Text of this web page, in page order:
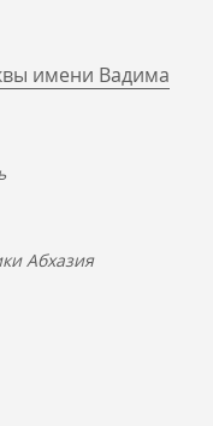
имени Вадима
Абхазия